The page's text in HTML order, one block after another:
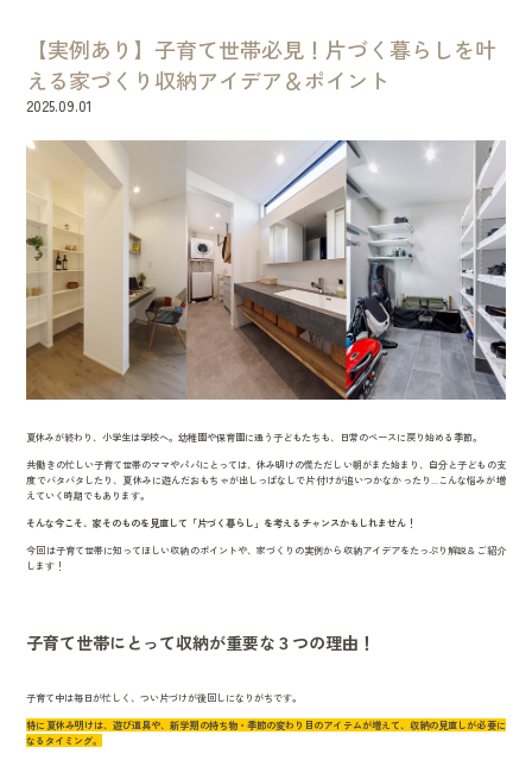
【実例あり】子育て世帯必見！片づく暮らしを叶
える家づくり収納アイデア＆ポイント
2025.09.01
夏休みが終わり、小学生は学校へ。幼稚園や保育園に通う子どもたちも、日常のペースに戻り始める季節。
共働きの忙しい子育て世帯のママやパパにとっては、休み明けの慌ただしい朝がまた始まり、自分と子どもの支
度でバタバタしたり、夏休みに遊んだおもちゃが出しっぱなしで片付けが追いつかなかったり...こんな悩みが増
えていく時期でもあります。
そんな今こそ、家そのものを見直して「片づく暮らし」を考えるチャンスかもしれません！
今回は子育て世帯に知ってほしい収納のポイントや、家づくりの実例から収納アイデアをたっぷり解説＆ご紹介
します！
子育て世帯にとって収納が重要な３つの理由！
子育て中は毎日が忙しく、つい片づけが後回しになりがちです。
特に夏休み明けは、遊び道具や、新学期の持ち物・季節の変わり目のアイテムが増えて、収納の見直しが必要に
なるタイミング。